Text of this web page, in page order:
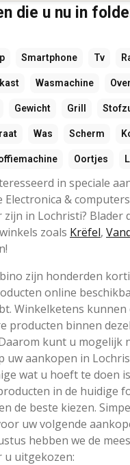
die u nu in
Smartphone Tv
Wasmachine
Gewicht Grill
Was Scherm
Oortjes
in speciale
Electronica &
zijn in Lochristi? Blader
zoals Krëfel,
zijn honderden
online
Winkelketens kunnen
producten binnen
kunt u mogelijk
uw aankopen in
wat u hoeft te doen
in de huidige
de beste kiezen.
uw volgende
hebben we de
uitgekozen: